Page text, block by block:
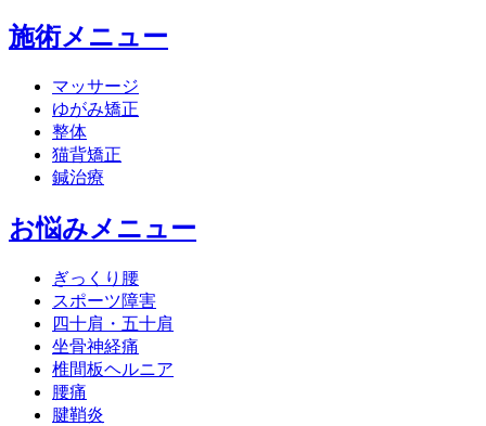
施術メニュー
マッサージ
ゆがみ矯正
整体
猫背矯正
鍼治療
お悩みメニュー
ぎっくり腰
スポーツ障害
四十肩・五十肩
坐骨神経痛
椎間板ヘルニア
腰痛
腱鞘炎